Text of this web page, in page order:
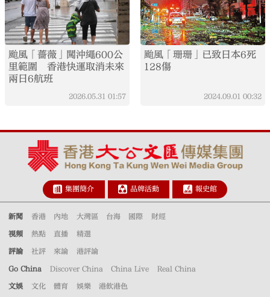
颱風「薔薇」闖沖繩600公
里範圍 香港快運取消未來
兩日6航班
2026.05.31 01:57
颱風「珊珊」已致日本6死
128傷
2024.09.01 00:32
集團簡介 品牌活動 報史館
新聞 香港 內地 大灣區 台海 國際 財經
視頻 熱點 直播 精選
評論 社評 來論 港評論
Go China Discover China China Live Real China
文娛 文化 體育 娛樂 港飲港色